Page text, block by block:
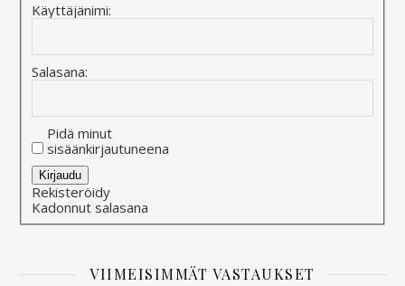
Käyttäjänimi:
Salasana:
Pidä minut
sisäänkirjautuneena
Alternative:
Kirjaudu
Rekisteröidy
Kadonnut salasana
VIIMEISIMMÄT VASTAUKSET